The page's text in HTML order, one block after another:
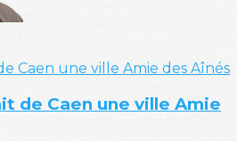
de Caen une ville Amie